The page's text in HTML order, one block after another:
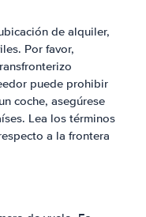
de alquiler,
Por favor,
puede prohibir
coche, asegúrese
Lea los términos
a la frontera